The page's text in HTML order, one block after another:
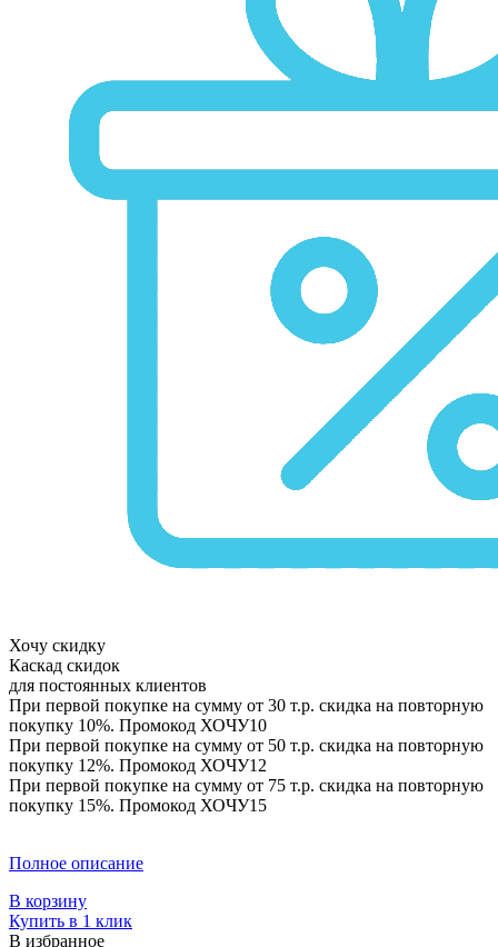
Хочу скидку
Каскад скидок
для постоянных клиентов
При первой покупке на сумму от 30 т.р. скидка на повторную
покупку 10%. Промокод ХОЧУ10
При первой покупке на сумму от 50 т.р. скидка на повторную
покупку 12%. Промокод ХОЧУ12
При первой покупке на сумму от 75 т.р. скидка на повторную
покупку 15%. Промокод ХОЧУ15
Полное описание
В корзину
Купить в 1 клик
В избранное